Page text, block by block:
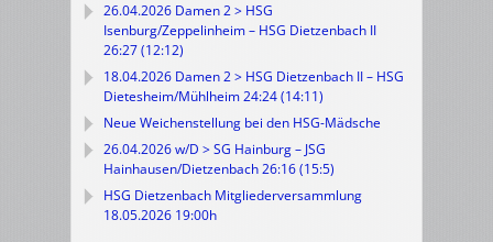
26.04.2026 Damen 2 > HSG
Isenburg/Zeppelinheim – HSG Dietzenbach II
26:27 (12:12)
18.04.2026 Damen 2 > HSG Dietzenbach II – HSG
Dietesheim/Mühlheim 24:24 (14:11)
Neue Weichenstellung bei den HSG-Mädsche
26.04.2026 w/D > SG Hainburg – JSG
Hainhausen/Dietzenbach 26:16 (15:5)
HSG Dietzenbach Mitgliederversammlung
18.05.2026 19:00h